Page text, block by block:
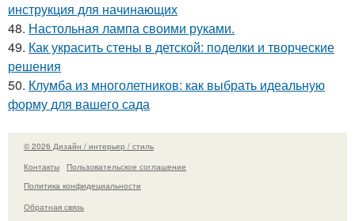
инструкция для начинающих
48. Настольная лампа своими руками.
49. Как украсить стены в детской: поделки и творческие
решения
50. Клумба из многолетников: как выбрать идеальную
форму для вашего сада
© 2026 Дизайн / интерьер / стиль
Контакты
Пользовательское соглашение
Политика конфидециальности
Обратная связь